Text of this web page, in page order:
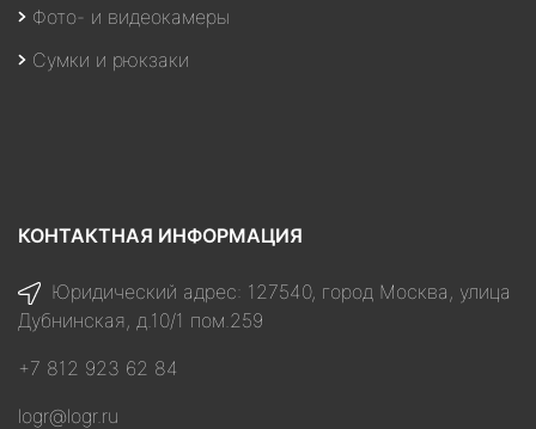
Фото- и видеокамеры
Сумки и рюкзаки
КОНТАКТНАЯ ИНФОРМАЦИЯ
Юридический адрес: 127540, город Москва, улица
Дубнинская, д.10/1 пом.259
+7 812 923 62 84
logr@logr.ru